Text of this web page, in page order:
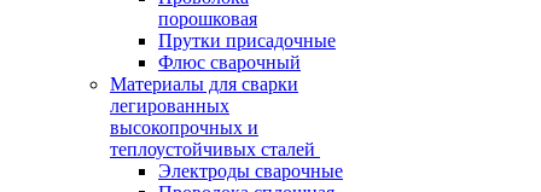
порошковая
Прутки присадочные
Флюс сварочный
Материалы для сварки
легированных
высокопрочных и
теплоустойчивых сталей
Электроды сварочные